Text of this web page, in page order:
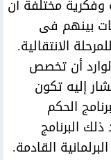
وفكرية مختلفة أن
بينهم فى
الانتقالية.
أن تخصص
إليه تكون
الحكم
البرنامج
القادمة.